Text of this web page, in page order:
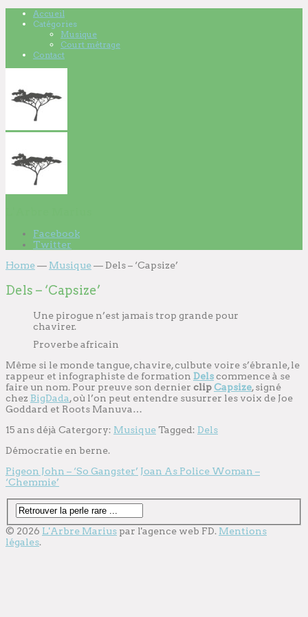
Accueil
Catégories
Musique
Court métrage
Contact
Facebook
Twitter
Home— Musique—Dels – ‘Capsize’
Dels – ‘Capsize’
Une pirogue n’est jamais trop grande pour
chavirer.
Proverbe africain
Même si le monde tangue, chavire, culbute voire s’ébranle, le
rappeur et infographiste de formation Delscommence à se
faire un nom. Pour preuve son dernier clip Capsize, signé
chez BigDada, où l’on peut entendre susurrer les voix de Joe
Goddard et Roots Manuva…
15 ans déjà Catergory: MusiqueTagged: Dels
Démocratie en berne.
Pigeon John – ‘So Gangster’ Joan As Police Woman –
‘Chemmie’
© 2026 L'Arbre Marius par l'agence web FD. Mentions
légales.